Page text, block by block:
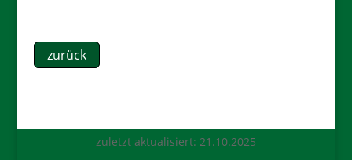
zurück
zuletzt aktualisiert: 21.10.2025